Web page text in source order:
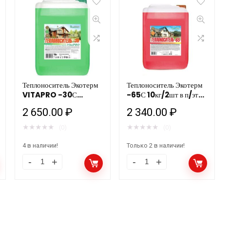
Теплоноситель Экотерм
VITAPRO -30С
2 650.00 ₽
★ ★ ★ ★ ★
Теплоноситель
4 в наличии!
Теплоноситель Экотерм
-65С 10кг/2шт в п/эт
2 340.00 ₽
★ ★ ★ ★ ★
Теплоноситель
Только 2 в наличии!